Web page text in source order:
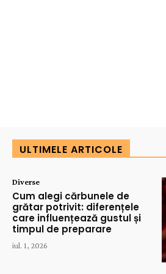
ULTIMELE ARTICOLE
Diverse
Cum alegi cărbunele de
grătar potrivit: diferențele
care influențează gustul și
timpul de preparare
iul. 1, 2026